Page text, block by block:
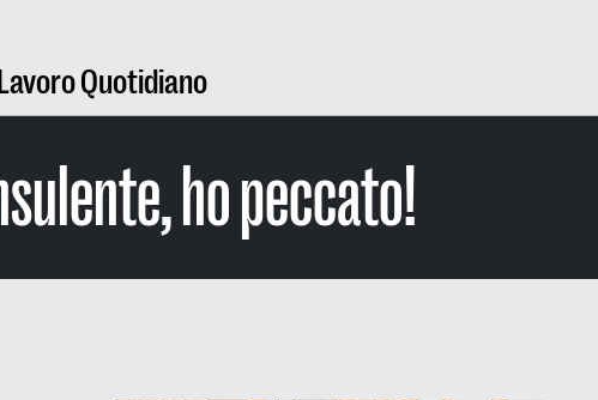
Quotidiano
ho peccato!